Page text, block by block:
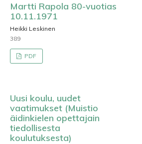
Martti Rapola 80-vuotias
10.11.1971
Heikki Leskinen
389
PDF
Uusi koulu, uudet
vaatimukset (Muistio
äidinkielen opettajain
tiedollisesta
koulutuksesta)